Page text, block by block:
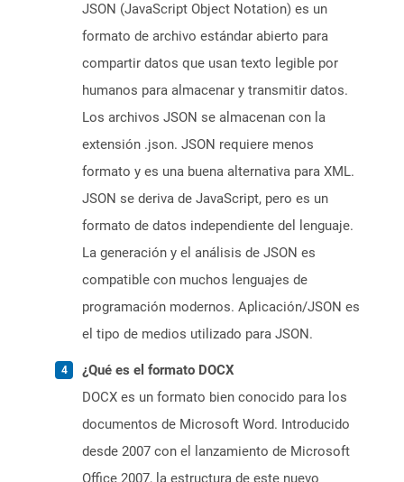
JSON (JavaScript Object Notation) es un
formato de archivo estándar abierto para
compartir datos que usan texto legible por
humanos para almacenar y transmitir datos.
Los archivos JSON se almacenan con la
extensión .json. JSON requiere menos
formato y es una buena alternativa para XML.
JSON se deriva de JavaScript, pero es un
formato de datos independiente del lenguaje.
La generación y el análisis de JSON es
compatible con muchos lenguajes de
programación modernos. Aplicación/JSON es
el tipo de medios utilizado para JSON.
¿Qué es el formato DOCX
DOCX es un formato bien conocido para los
documentos de Microsoft Word. Introducido
desde 2007 con el lanzamiento de Microsoft
Office 2007, la estructura de este nuevo